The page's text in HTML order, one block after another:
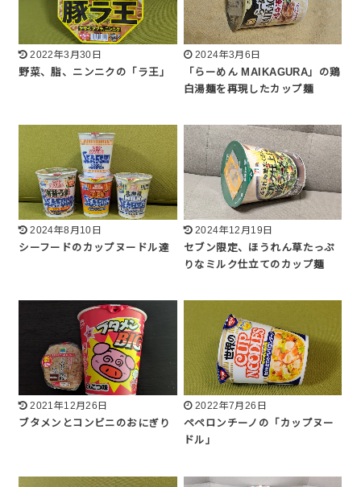
2022年3月30日
野菜、脂、ニンニクの「ラ王」
2024年3月6日
「らーめん MAIKAGURA」の鶏
白湯麺を再現したカップ麺
2024年8月10日
シーフードのカップヌードル達
2024年12月19日
セブン限定、ほうれん草たっぷ
りなミルク仕立てのカップ麺
2021年12月26日
ブタメンとコンビニのおにぎり
2022年7月26日
ペペロンチーノの「カップヌー
ドル」